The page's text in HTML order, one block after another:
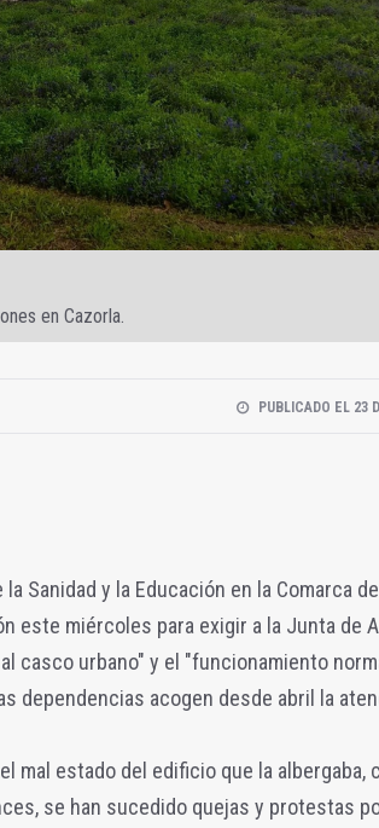
en Cazorla.
PUBLICADO EL 23
Sanidad y la Educación en la Comarca
este miércoles para exigir a la Junta de
casco urbano" y el "funcionamiento
dependencias acogen desde abril la
mal estado del edificio que la albergaba,
se han sucedido quejas y protestas